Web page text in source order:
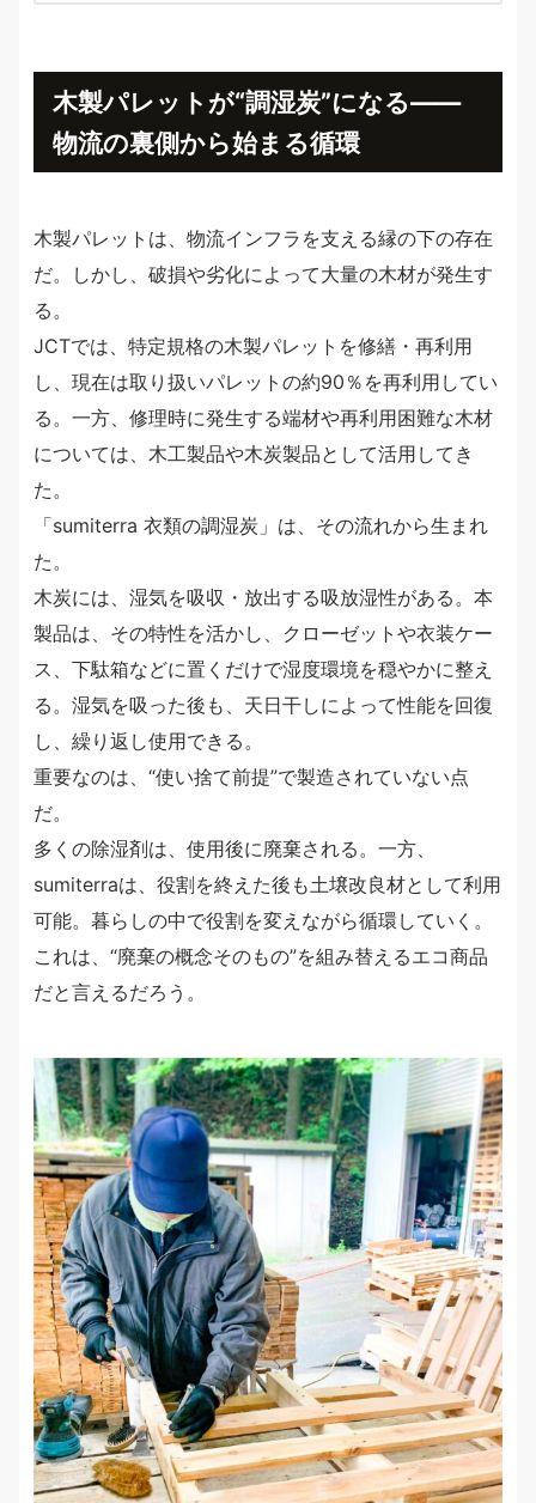
木製パレットが“調湿炭”になる――
物流の裏側から始まる循環
木製パレットは、物流インフラを支える縁の下の存在
だ。しかし、破損や劣化によって大量の木材が発生す
る。
JCTでは、特定規格の木製パレットを修繕・再利用
し、現在は取り扱いパレットの約90％を再利用してい
る。一方、修理時に発生する端材や再利用困難な木材
については、木工製品や木炭製品として活用してき
た。
「sumiterra 衣類の調湿炭」は、その流れから生まれ
た。
木炭には、湿気を吸収・放出する吸放湿性がある。本
製品は、その特性を活かし、クローゼットや衣装ケー
ス、下駄箱などに置くだけで湿度環境を穏やかに整え
る。湿気を吸った後も、天日干しによって性能を回復
し、繰り返し使用できる。
重要なのは、“使い捨て前提”で製造されていない点
だ。
多くの除湿剤は、使用後に廃棄される。一方、
sumiterraは、役割を終えた後も土壌改良材として利用
可能。暮らしの中で役割を変えながら循環していく。
これは、“廃棄の概念そのもの”を組み替えるエコ商品
だと言えるだろう。